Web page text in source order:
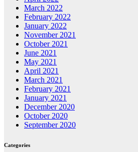
March 2022
February 2022
January 2022
November 2021
October 2021
June 2021
May 2021
April 2021
March 2021
February 2021
January 2021
December 2020
October 2020
September 2020
Categories